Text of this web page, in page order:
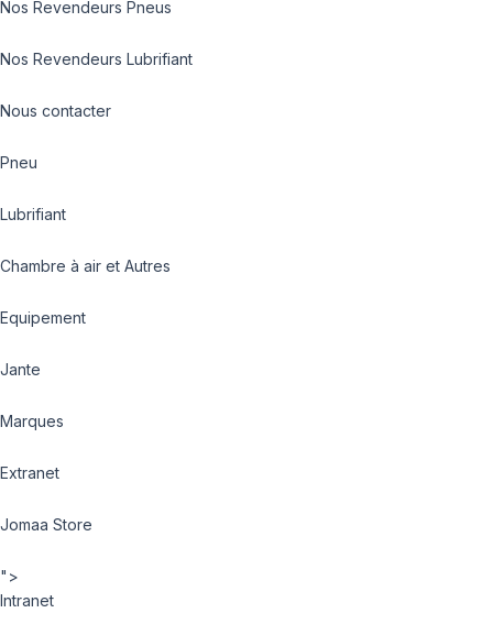
Nos Revendeurs Pneus
Nos Revendeurs Lubrifiant
Nous contacter
Pneu
Lubrifiant
Chambre à air et Autres
Equipement
Jante
Marques
Extranet
Jomaa Store
">
Intranet